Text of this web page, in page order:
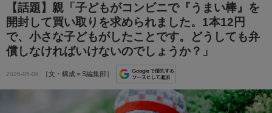
【話題】親「子どもがコンビニで『うまい棒』を
開封して買い取りを求められました。1本12円
で、小さな子どもがしたことです。どうしても弁
償しなければいけないのでしょうか？」
2026-05-08 ［文・構成＝S編集部］